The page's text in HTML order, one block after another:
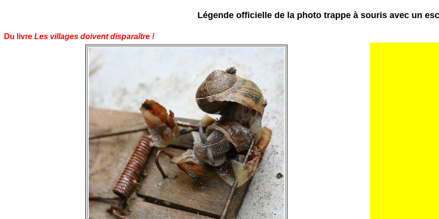
Légende officielle de la photo trappe à souris avec un
Du livre Les villages doivent disparaître !